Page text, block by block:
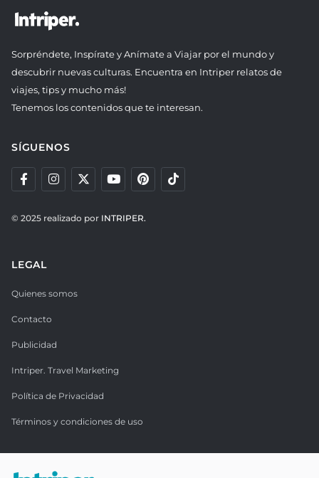
Sorpréndete, Inspírate y Anímate a Viajar por el mundo y
descubrir nuevas culturas. Encuentra en Intriper relatos de
viajes, tips y mucho más!
Tenemos los contenidos que te interesan.
SÍGUENOS
© 2025 realizado por INTRIPER.
LEGAL
Quienes somos
Contacto
Publicidad
Intriper. Travel Marketing
Política de Privacidad
Términos y condiciones de uso